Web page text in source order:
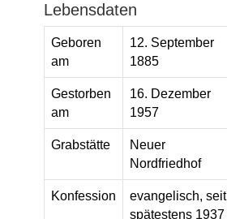
Lebensdaten
Geboren
am
12. September
1885
Gestorben
am
16. Dezember
1957
Grabstätte
Neuer
Nordfriedhof
Konfession
evangelisch, seit
spätestens 1937